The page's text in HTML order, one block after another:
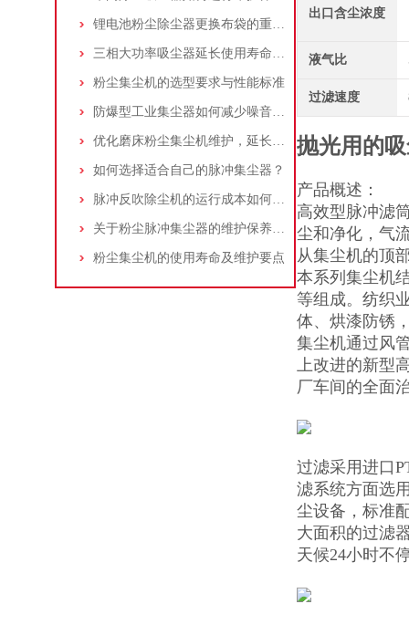
锂电池粉尘除尘器更换布袋的重要性与方法
三相大功率吸尘器延长使用寿命的建议
粉尘集尘机的选型要求与性能标准
防爆型工业集尘器如何减少噪音?三个方法轻松解决
优化磨床粉尘集尘机维护，延长设备寿命
如何选择适合自己的脉冲集尘器？
脉冲反吹除尘机的运行成本如何控制和优化？
关于粉尘脉冲集尘器的维护保养问题
粉尘集尘机的使用寿命及维护要点
出口含尘浓度
液气比
过滤速度
抛光用的
产品概述：
高效型脉冲滤
尘和净化，气
从集尘机的顶
本系列集尘机
等组成。纺织
体、烘漆防锈
集尘机通过风
上改进的新型
厂车间的全面
过滤采用进口
滤系统方面选
尘设备，标准
大面积的过滤
天候24小时不